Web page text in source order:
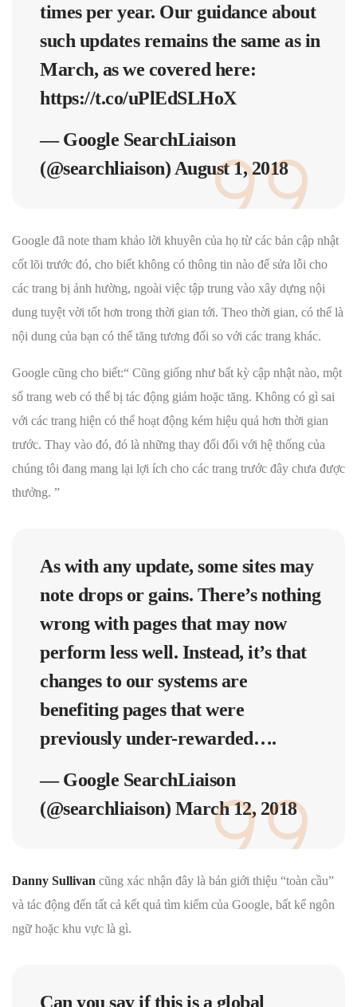
times per year. Our guidance about
such updates remains the same as in
March, as we covered here:
https://t.co/uPlEdSLHoX
— Google SearchLiaison
(@searchliaison) August 1, 2018
Google đã note tham khảo lời khuyên của họ từ các bản cập nhật
cốt lõi trước đó, cho biết không có thông tin nào để sửa lỗi cho
các trang bị ảnh hường, ngoài việc tập trung vào xây dựng nội
dung tuyệt vời tốt hơn trong thời gian tới. Theo thời gian, có thể là
nội dung của bạn có thể tăng tương đối so với các trang khác.
Google cũng cho biết:“ Cũng giống như bất kỳ cập nhật nào, một
số trang web có thể bị tác động giảm hoặc tăng. Không có gì sai
với các trang hiện có thể hoạt động kém hiệu quả hơn thời gian
trước. Thay vào đó, đó là những thay đổi đối với hệ thống của
chúng tôi đang mang lại lợi ích cho các trang trước đây chưa được
thưởng. ”
As with any update, some sites may
note drops or gains. There’s nothing
wrong with pages that may now
perform less well. Instead, it’s that
changes to our systems are
benefiting pages that were
previously under-rewarded….
— Google SearchLiaison
(@searchliaison) March 12, 2018
Danny Sullivan cũng xác nhận đây là bản giới thiệu “toàn cầu”
và tác động đến tất cả kết quả tìm kiếm của Google, bất kể ngôn
ngữ hoặc khu vực là gì.
Can you say if this is a global